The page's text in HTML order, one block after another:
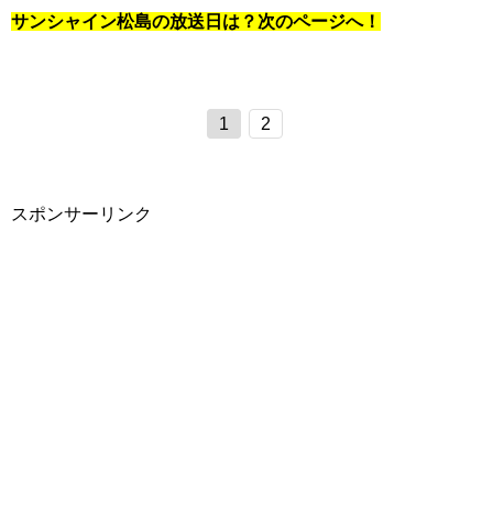
サンシャイン松島の放送日は？次のページへ！
1 2
スポンサーリンク